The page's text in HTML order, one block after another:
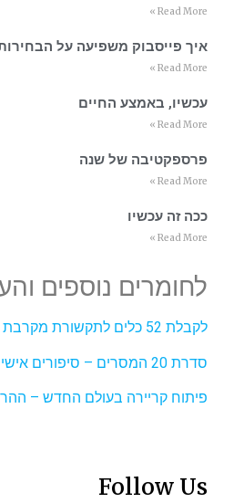
Read More »
איך פייסבוק משפיעה על
Read More »
עכשיו, באמצע החיים
Read More »
פרספקטיבה של שנה
Read More »
ככה זה עכשיו
Read More »
לחומרים נוספים
לקבלת 52 כלים לתקשורת מקרבת ומערכות יחסים
סדרת 20 המסרים – סיפורים אישיים מעוררי השראה
פיתוח קריירה בעולם החדש –
Follow Us